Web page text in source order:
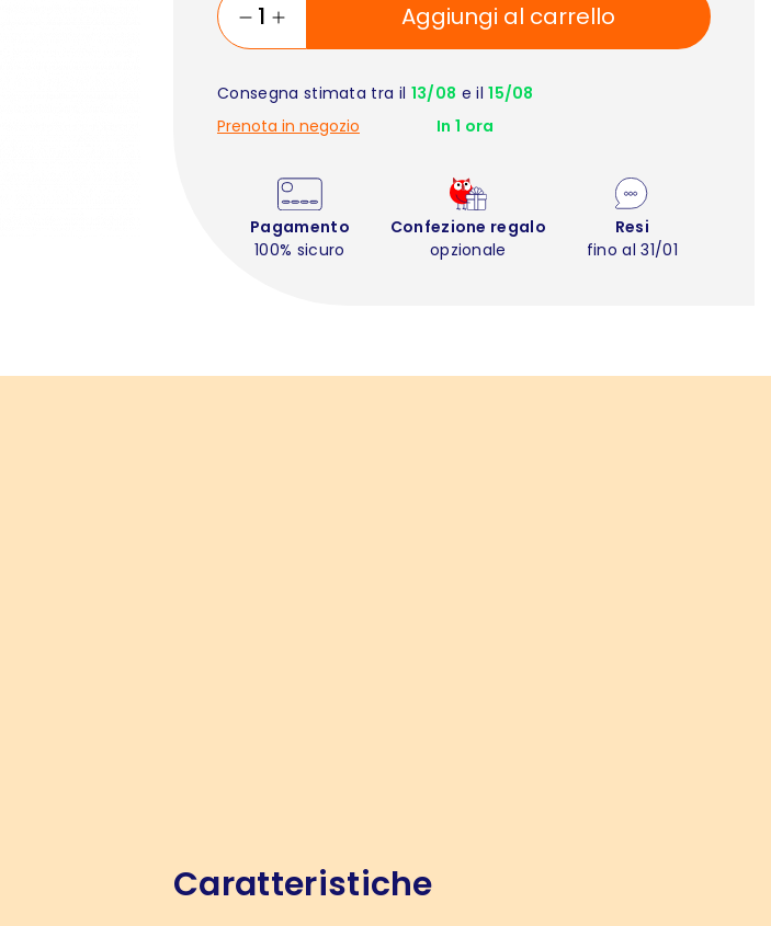
Aggiungi al carrello
Consegna stimata tra il 13/08 e il15/08
Prenota in negozio
In 1 ora
Pagamento
100% sicuro
Confezione regalo
opzionale
Resi
fino al 31/01
Caratteristiche